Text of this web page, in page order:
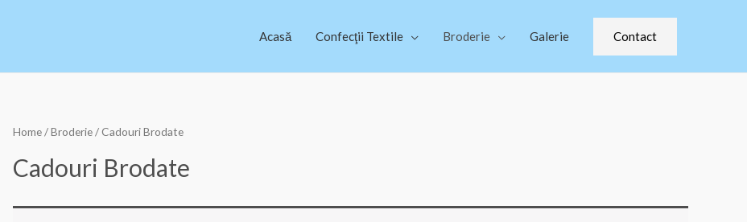
Acasă Confecţii Textile Broderie Galerie Contact
Home/Broderie/ Cadouri Brodate
Cadouri Brodate